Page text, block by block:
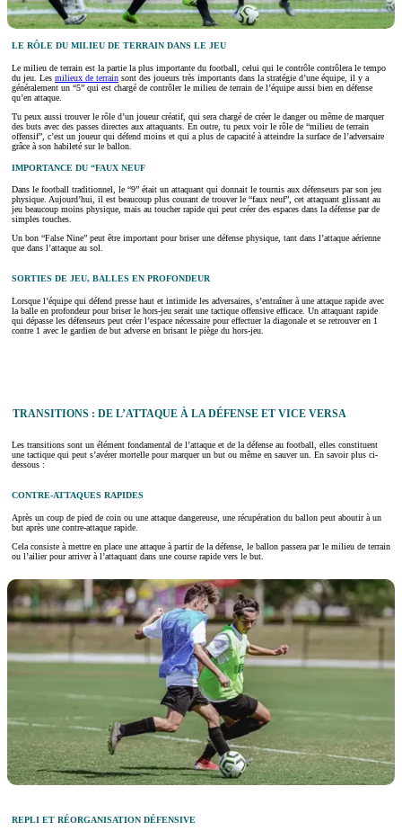
LE RÔLE DU MILIEU DE TERRAIN DANS LE JEU
Le milieu de terrain est la partie la plus importante du football, celui qui le contrôle contrôlera le tempo
du jeu. Les milieux de terrain sont des joueurs très importants dans la stratégie d’une équipe, il y a
généralement un “5” qui est chargé de contrôler le milieu de terrain de l’équipe aussi bien en défense
qu’en attaque.
Tu peux aussi trouver le rôle d’un joueur créatif, qui sera chargé de créer le danger ou même de marquer
des buts avec des passes directes aux attaquants. En outre, tu peux voir le rôle de “milieu de terrain
offensif”, c’est un joueur qui défend moins et qui a plus de capacité à atteindre la surface de l’adversaire
grâce à son habileté sur le ballon.
IMPORTANCE DU “FAUX NEUF
Dans le football traditionnel, le “9” était un attaquant qui donnait le tournis aux défenseurs par son jeu
physique. Aujourd’hui, il est beaucoup plus courant de trouver le “faux neuf”, cet attaquant glissant au
jeu beaucoup moins physique, mais au toucher rapide qui peut créer des espaces dans la défense par de
simples touches.
Un bon “False Nine” peut être important pour briser une défense physique, tant dans l’attaque aérienne
que dans l’attaque au sol.
SORTIES DE JEU, BALLES EN PROFONDEUR
Lorsque l’équipe qui défend presse haut et intimide les adversaires, s’entraîner à une attaque rapide avec
la balle en profondeur pour briser le hors-jeu serait une tactique offensive efficace. Un attaquant rapide
qui dépasse les défenseurs peut créer l’espace nécessaire pour effectuer la diagonale et se retrouver en 1
contre 1 avec le gardien de but adverse en brisant le piège du hors-jeu.
TRANSITIONS : DE L’ATTAQUE À LA DÉFENSE ET VICE VERSA
Les transitions sont un élément fondamental de l’attaque et de la défense au football, elles constituent
une tactique qui peut s’avérer mortelle pour marquer un but ou même en sauver un. En savoir plus ci-
dessous :
CONTRE-ATTAQUES RAPIDES
Après un coup de pied de coin ou une attaque dangereuse, une récupération du ballon peut aboutir à un
but après une contre-attaque rapide.
Cela consiste à mettre en place une attaque à partir de la défense, le ballon passera par le milieu de terrain
ou l’ailier pour arriver à l’attaquant dans une course rapide vers le but.
REPLI ET RÉORGANISATION DÉFENSIVE